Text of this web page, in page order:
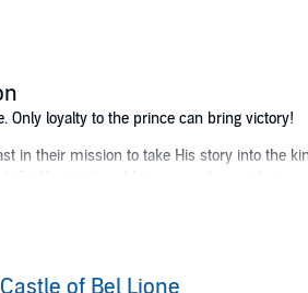
Only loyalty to the prince can bring victory!
in their mission to take His story into the
Sir Kendrick and his young charge, the
attempts to find and enlist the help of a
of Bel Lione